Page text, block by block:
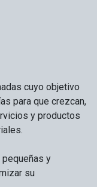
cuyo objetivo
para que crezcan,
y productos
y
su